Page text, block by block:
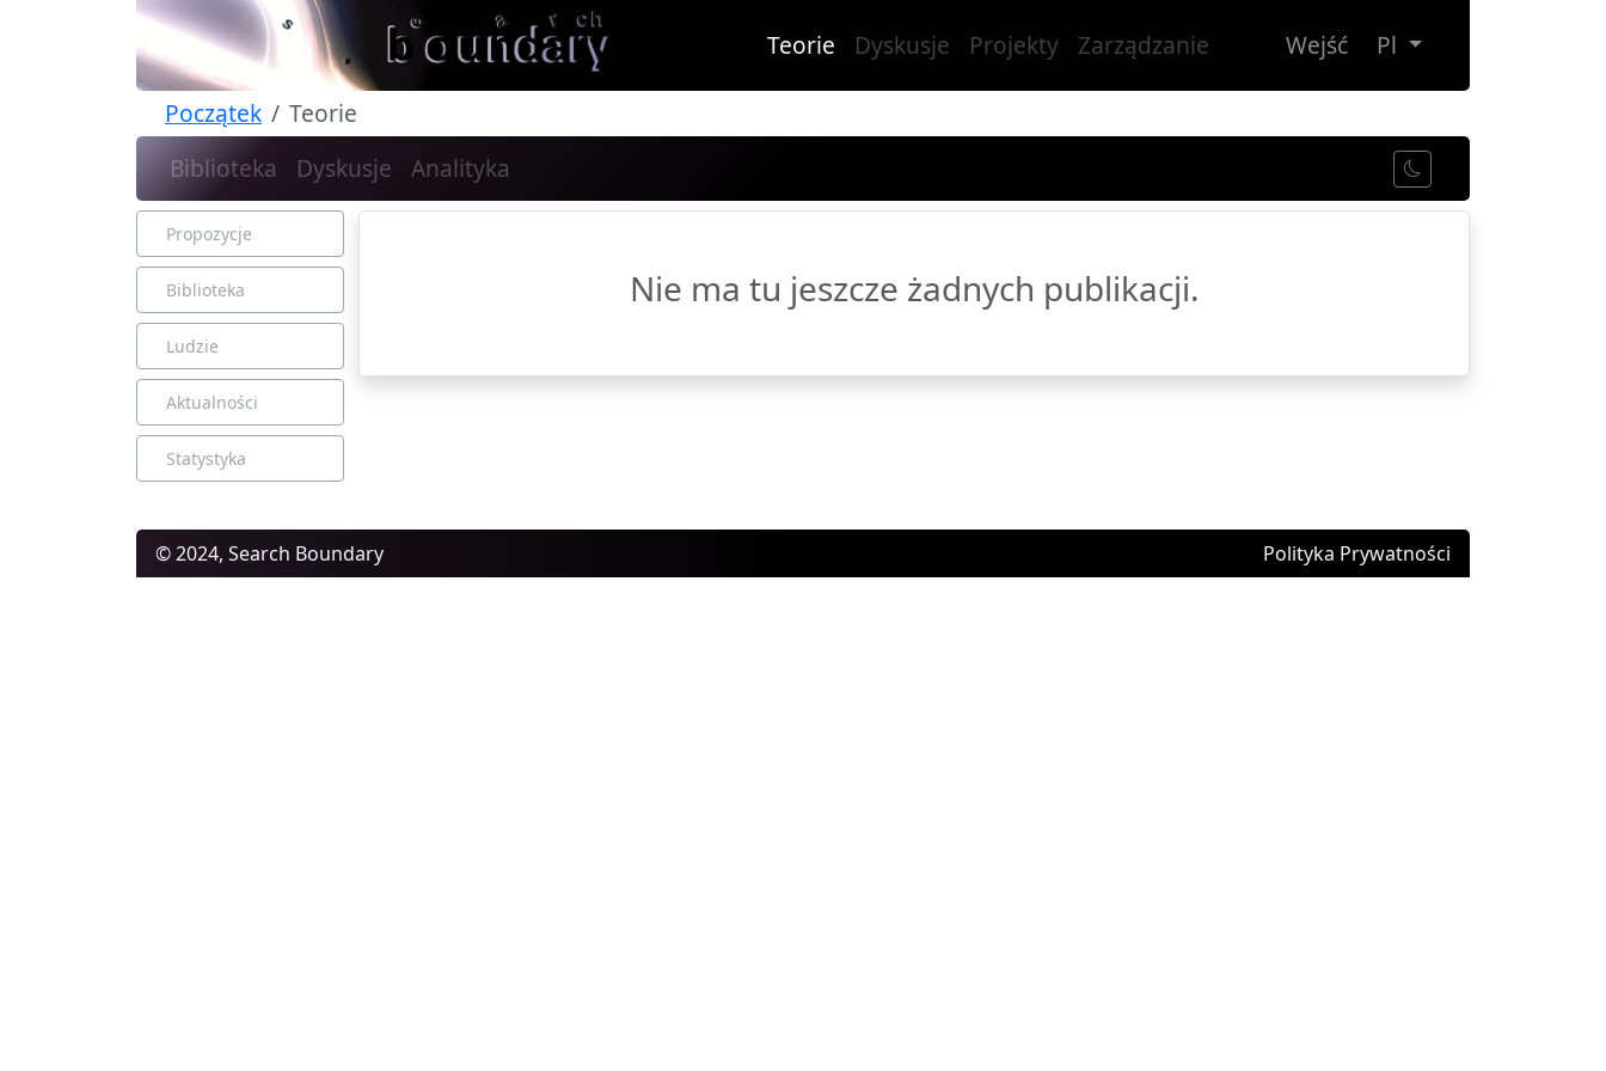
Teorie Dyskusje Projekty Zarządzanie Wejść Pl
Początek
Teorie
Biblioteka
Dyskusje Analityka
Propozycje
Biblioteka
Ludzie
Aktualności
Statystyka
Nie ma tu jeszcze żadnych publikacji.
© 2024, Search Boundary Polityka Prywatności